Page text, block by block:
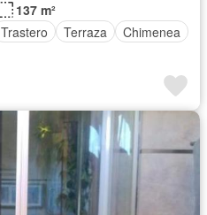
137 m²
Trastero Terraza
Chimenea